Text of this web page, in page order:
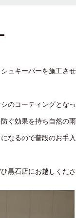
ュキーパーを施工させ
のコーティングとなっ
ぐ効果を持ち自然の
なるので普段のお手
黒石店にお越しくださ